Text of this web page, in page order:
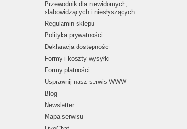
Przewodnik dla niewidomych,
słabowidzących i niesłyszących
Regulamin sklepu
Polityka prywatności
Deklaracja dostępności
Formy i koszty wysyłki
Formy płatności
Usprawnij nasz serwis WWW
Blog
Newsletter
Mapa serwisu